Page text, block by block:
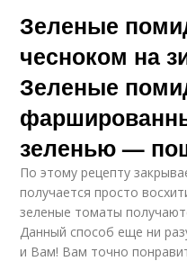
Зеленые
чесноком на
Зеленые
зеленью —
По этому рецепту
получается просто
зеленые томаты
Данный способ еще ни
и Вам! Вам точно